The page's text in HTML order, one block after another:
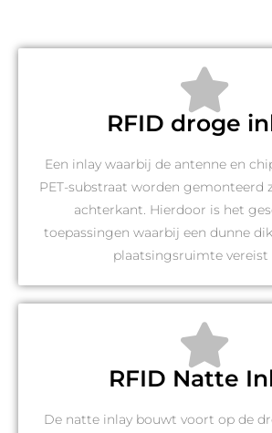
RFID droge
Een inlay waarbij de antenne en
PET-substraat worden gemonteerd
achterkant. Hierdoor is het
toepassingen waarbij een dunne
plaatsingsruimte vereist
RFID Natte
De natte inlay bouwt voort op de